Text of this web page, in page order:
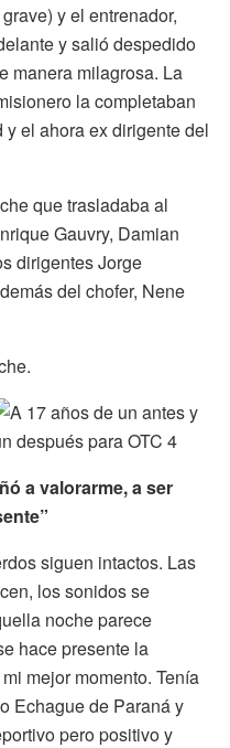
y el entrenador,
y salió despedido
manera milagrosa. La
la completaban
el ahora ex dirigente del
que trasladaba al
Gauvry, Damian
dirigentes Jorge
del chofer, Nene
a valorarme, a ser
siguen intactos. Las
los sonidos se
noche parece
hace presente la
mejor momento. Tenía
Echague de Paraná y
pero positivo y